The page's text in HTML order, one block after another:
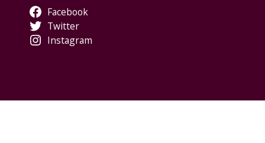
Facebook
Twitter
Instagram